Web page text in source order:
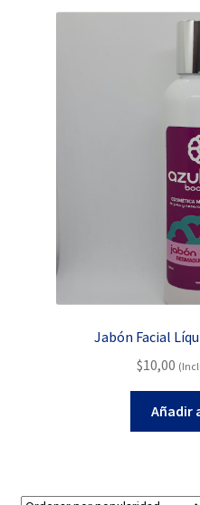
Jabón Facial
$10,00
Añadir